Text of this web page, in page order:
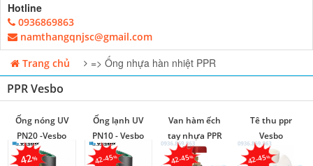
Hotline
0936869863
namthangqnjsc@gmail.com
Trang chủ
=> Ống nhựa hàn nhiệt PPR
PPR Vesbo
Ống nóng UV
PN20 -Vesbo
42
Ống lạnh UV
PN10 - Vesbo
42-45
Van hàm ếch
tay nhựa PPR
Vesbo
42-45
Tê thu ppr
Vesbo
42-45